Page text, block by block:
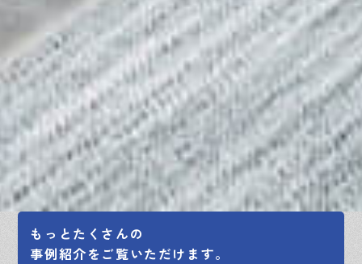
もっとたくさんの
事例紹介をご覧いただけます。